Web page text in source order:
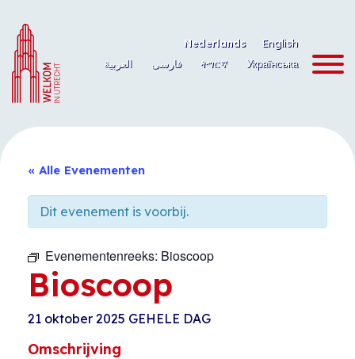
naar
de
inhoud
Nederlands
English
العربية
فارسی ትግርኛ Українська
« Alle Evenementen
Dit evenement is voorbij.
Evenementenreeks: Bioscoop
Bioscoop
21 oktober 2025 GEHELE DAG
Omschrijving